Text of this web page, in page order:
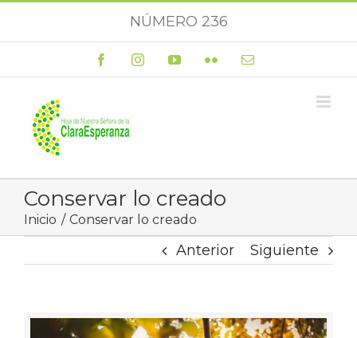
NÚMERO 236
FacebookInstagramYouTubeFlickr Correo
Conservar lo creado
Inicio Conservar lo creado
Anterior Siguiente